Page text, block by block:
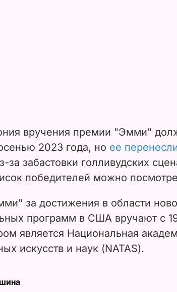
вручения премии "Эмми"
2023 года, но ее
за забастовки голливудских
победителей можно
за достижения в области
программ в США вручают с
является Национальная
искусств и наук (NATAS).